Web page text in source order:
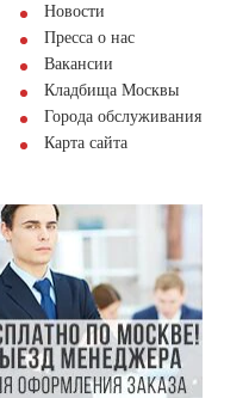
Новости
Пресса о нас
Вакансии
Кладбища Москвы
Города обслуживания
Карта сайта